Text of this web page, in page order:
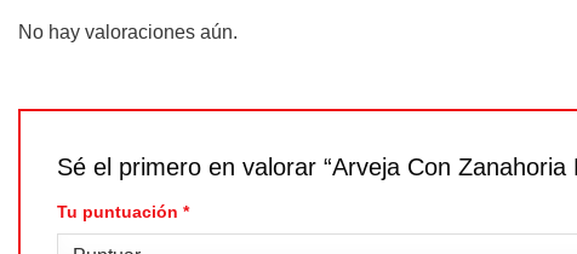
No hay valoraciones aún.
Sé el primero en valorar “Arveja Con Zanahoria
Tu puntuación *